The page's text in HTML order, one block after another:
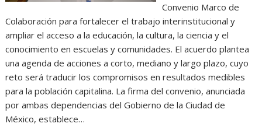
Convenio Marco de
Colaboración para fortalecer el trabajo interinstitucional y
ampliar el acceso a la educación, la cultura, la ciencia y el
conocimiento en escuelas y comunidades. El acuerdo plantea
una agenda de acciones a corto, mediano y largo plazo, cuyo
reto será traducir los compromisos en resultados medibles
para la población capitalina. La firma del convenio, anunciada
por ambas dependencias del Gobierno de la Ciudad de
México, establece…